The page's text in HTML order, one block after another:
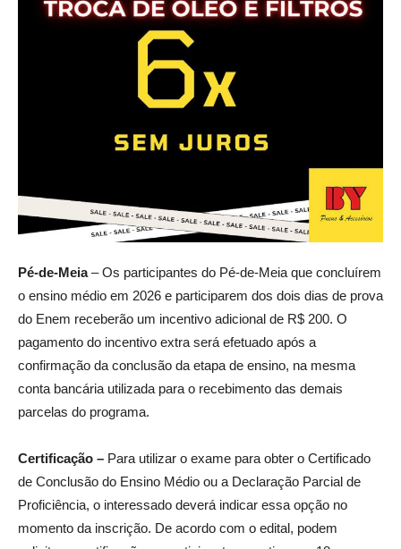
Pé-de-Meia– Os participantes do Pé-de-Meia que concluírem
o ensino médio em 2026 e participarem dos dois dias de prova
do Enem receberão um incentivo adicional de R$ 200. O
pagamento do incentivo extra será efetuado após a
confirmação da conclusão da etapa de ensino, na mesma
conta bancária utilizada para o recebimento das demais
parcelas do programa.
Certificação – Para utilizar o exame para obter o Certificado
de Conclusão do Ensino Médio ou a Declaração Parcial de
Proficiência, o interessado deverá indicar essa opção no
momento da inscrição. De acordo com o edital, podem